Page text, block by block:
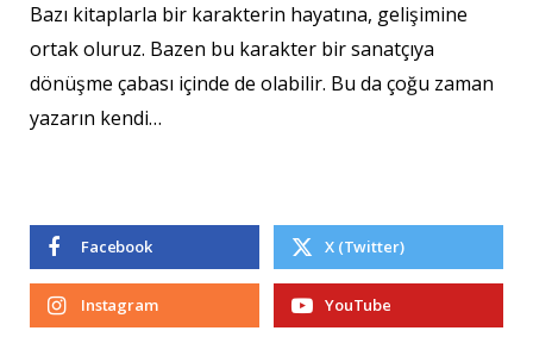
Bazı kitaplarla bir karakterin hayatına, gelişimine
ortak oluruz. Bazen bu karakter bir sanatçıya
dönüşme çabası içinde de olabilir. Bu da çoğu zaman
yazarın kendi…
Facebook X (Twitter)
Instagram YouTube